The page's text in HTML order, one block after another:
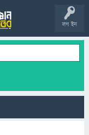
লগ ইন